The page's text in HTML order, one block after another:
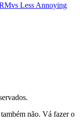
vs Less Annoying
não. Vá fazer o